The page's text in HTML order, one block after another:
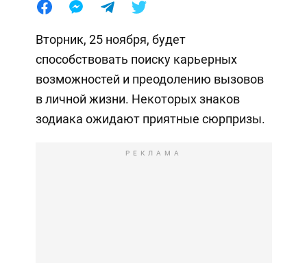
Вторник, 25 ноября, будет
способствовать поиску карьерных
возможностей и преодолению вызовов
в личной жизни. Некоторых знаков
зодиака ожидают приятные сюрпризы.
РЕКЛАМА